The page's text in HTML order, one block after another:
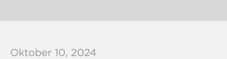
Oktober 10, 2024